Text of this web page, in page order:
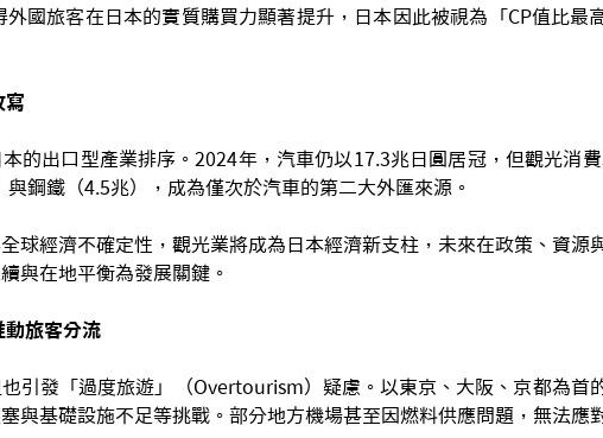
國旅客在日本的實質購買力顯著提升，日本因此被視為「CP值比最
寫
的出口型產業排序。2024年，汽車仍以17.3兆日圓居冠，但觀光消
與鋼鐵（4.5兆），成為僅次於汽車的第二大外匯來源。
球經濟不確定性，觀光業將成為日本經濟新支柱，未來在政策、資源
與在地平衡為發展關鍵。
動旅客分流
引發「過度旅遊」（Overtourism）疑慮。以東京、大阪、京都為首
與基礎設施不足等挑戰。部分地方機場甚至因燃料供應問題，無法應